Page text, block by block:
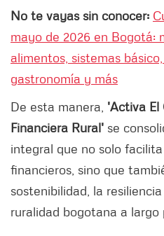
No te vayas sin conocer:
mayo de 2026 en Bogotá:
alimentos, sistemas
gastronomía y más
De esta manera, 'Activa El
Financiera Rural' se
integral que no solo
financieros, sino que
sostenibilidad, la
ruralidad bogotana a largo